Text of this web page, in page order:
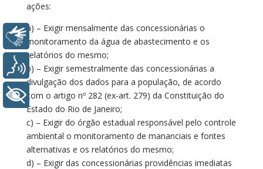
ações:
a) – Exigir mensalmente das concessionárias o
monitoramento da água de abastecimento e os
relatórios do mesmo;
b) – Exigir semestralmente das concessionárias a
divulgação dos dados para a população, de acordo
com o artigo nº 282 (ex-art. 279) da Constituição do
Estado do Rio de Janeiro;
c) – Exigir do órgão estadual responsável pelo controle
ambiental o monitoramento de mananciais e fontes
alternativas e os relatórios do mesmo;
d) – Exigir das concessionárias providências imediatas
Libras
Voz
+ Acessibilidade